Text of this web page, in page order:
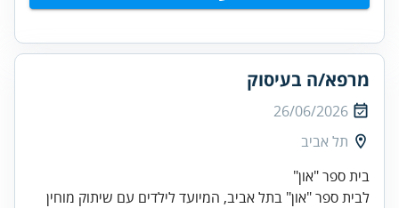
מרפא/ה בעיסוק
26/06/2026
תל אביב
בית ספר "און"
לבית ספר "און" בתל אביב, המיועד לילדים עם שיתוק מוחין